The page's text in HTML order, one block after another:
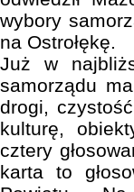
wybory
na Ostrołękę.
Już w
samorządu
drogi,
kulturę,
cztery
karta to